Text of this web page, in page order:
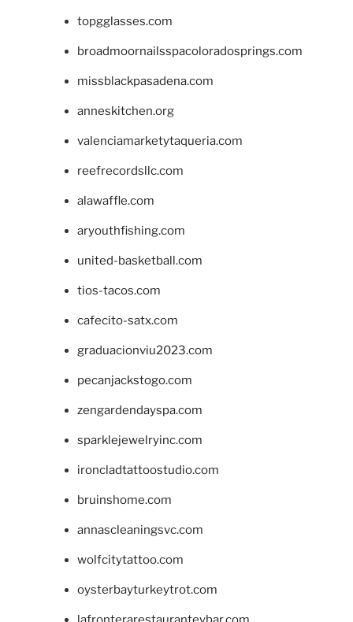
topgglasses.com
broadmoornailsspacoloradosprings.com
missblackpasadena.com
anneskitchen.org
valenciamarketytaqueria.com
reefrecordsllc.com
alawaffle.com
aryouthfishing.com
united-basketball.com
tios-tacos.com
cafecito-satx.com
graduacionviu2023.com
pecanjackstogo.com
zengardendayspa.com
sparklejewelryinc.com
ironcladtattoostudio.com
bruinshome.com
annascleaningsvc.com
wolfcitytattoo.com
oysterbayturkeytrot.com